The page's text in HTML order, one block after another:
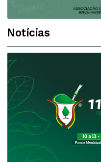
Notícias